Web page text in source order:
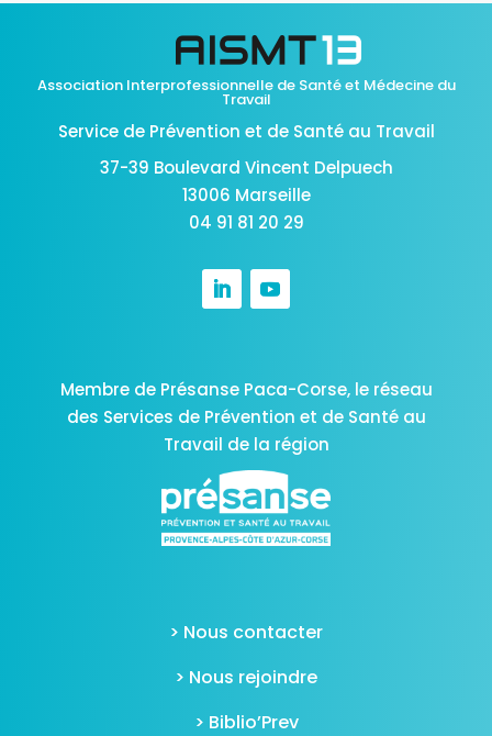
Association Interprofessionnelle de Santé et Médecine du
Travail
Service de Prévention et de Santé au Travail
37-39 Boulevard Vincent Delpuech
13006 Marseille
04 91 81 20 29
Membre de Présanse Paca-Corse, le réseau
des Services de Prévention et de Santé au
Travail de la région
> Nous contacter
> Nous rejoindre
> Biblio’Prev